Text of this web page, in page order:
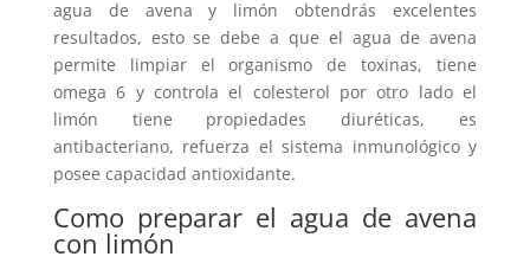
agua de avena y limón obtendrás excelentes
resultados, esto se debe a que el agua de avena
permite limpiar el organismo de toxinas, tiene
omega 6 y controla el colesterol por otro lado el
limón tiene propiedades diuréticas, es
antibacteriano, refuerza el sistema inmunológico y
posee capacidad antioxidante.
Como preparar el agua de avena
con limón